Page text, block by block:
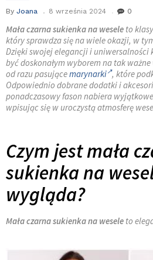
By Joana 8 września 2024 0
Mała czarna sukienka na wesele to
który sprawdza się na wiele okazji, w
Dzięki swojej elegancji i uniwersalności
być doskonałym wyborem na tak
od razu pasującemarynarki , które
Odpowiednio dobrane dodatki i
ponadczasowy fason nabiera
wpisując się w uroczystą atmosferę
Czym jest mała
sukienka na
wygląda?
Mała czarna sukienka na wesele to